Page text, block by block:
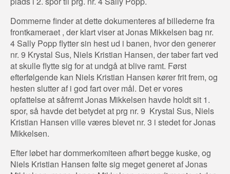
Dommerne finder at dette dokumenteres af billederne fra
frontkameraet , der klart viser at Jonas Mikkelsen bag nr.
4 Sally Popp flytter sin hest ud i banen, hvor den generer
nr. 9 Krystal Sus, Niels Kristian Hansen, der taber fart ved
at skulle flytte sig for at undgå at blive ramt. Først
efterfølgende kan Niels Kristian Hansen kører frit frem, og
hesten slutter af i god fart over mål. Det er vores
opfattelse at såfremt Jonas Mikkelsen havde holdt sit 1.
spor, så havde det betydet at prg nr. 9 Krystal Sus, Niels
Kristian Hansen ville væres blevet nr. 3 i stedet for Jonas
Mikkelsen.
Efter løbet har dommerkomiteen afhørt begge kuske, og
Niels Kristian Hansen følte sig meget generet af Jonas